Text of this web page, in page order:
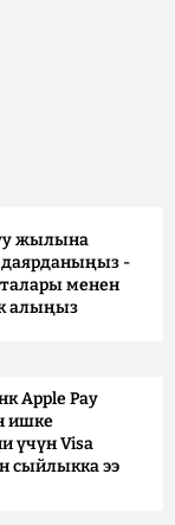
жылына
даярданыңыз -
менен
алыңыз
Apple Pay
ишке
үчүн Visa
сыйлыкка ээ